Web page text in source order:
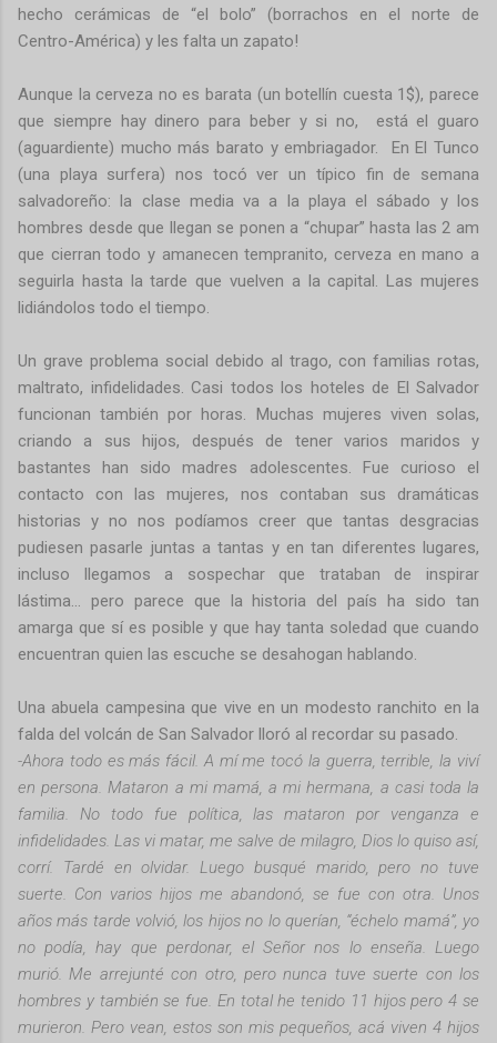
hecho cerámicas de “el bolo” (borrachos en el norte de
Centro-América) y les falta un zapato!
Aunque la cerveza no es barata (un botellín cuesta 1$), parece
que siempre hay dinero para beber y si no, está el guaro
(aguardiente) mucho más barato y embriagador. En El Tunco
(una playa surfera) nos tocó ver un típico fin de semana
salvadoreño: la clase media va a la playa el sábado y los
hombres desde que llegan se ponen a “chupar” hasta las 2 am
que cierran todo y amanecen tempranito, cerveza en mano a
seguirla hasta la tarde que vuelven a la capital. Las mujeres
lidiándolos todo el tiempo.
Un grave problema social debido al trago, con familias rotas,
maltrato, infidelidades. Casi todos los hoteles de El Salvador
funcionan también por horas. Muchas mujeres viven solas,
criando a sus hijos, después de tener varios maridos y
bastantes han sido madres adolescentes. Fue curioso el
contacto con las mujeres, nos contaban sus dramáticas
historias y no nos podíamos creer que tantas desgracias
pudiesen pasarle juntas a tantas y en tan diferentes lugares,
incluso llegamos a sospechar que trataban de inspirar
lástima… pero parece que la historia del país ha sido tan
amarga que sí es posible y que hay tanta soledad que cuando
encuentran quien las escuche se desahogan hablando.
Una abuela campesina que vive en un modesto ranchito en la
falda del volcán de San Salvador lloró al recordar su pasado.
-Ahora todo es más fácil. A mí me tocó la guerra, terrible, la viví
en persona. Mataron a mi mamá, a mi hermana, a casi toda la
familia. No todo fue política, las mataron por venganza e
infidelidades. Las vi matar, me salve de milagro, Dios lo quiso así,
corrí. Tardé en olvidar. Luego busqué marido, pero no tuve
suerte. Con varios hijos me abandonó, se fue con otra. Unos
años más tarde volvió, los hijos no lo querían, “échelo mamá”, yo
no podía, hay que perdonar, el Señor nos lo enseña. Luego
murió. Me arrejunté con otro, pero nunca tuve suerte con los
hombres y también se fue. En total he tenido 11 hijos pero 4 se
murieron. Pero vean, estos son mis pequeños, acá viven 4 hijos